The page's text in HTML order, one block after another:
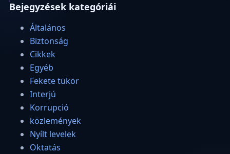
Bejegyzések kategóriái
Általános
Biztonság
Cikkek
Egyéb
Fekete tükör
Interjú
Korrupció
közlemények
Nyílt levelek
Oktatás